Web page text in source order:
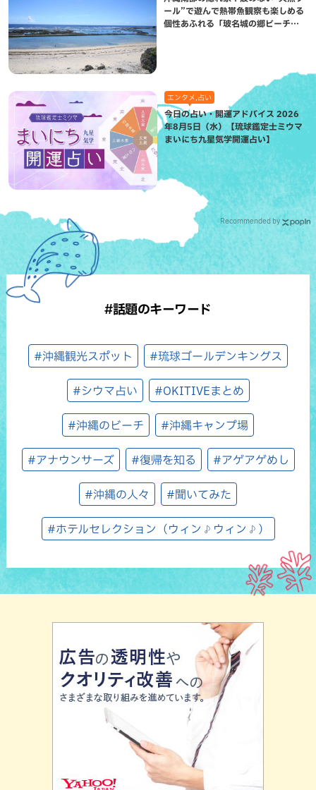
ール”で遊んで熱帯魚観察も楽しめる
個性あふれる「玻名城の郷ビーチ」
エンタメ,占い
今日の占い・開運アドバイス 2026
年8月5日（水）【琉球鑑定士ミウマ
まいにち九星気学開運占い】
Recommended by
#話題のキーワード
#沖縄観光スポット #琉球ゴールデンキングス
#シウマ占い #OKITIVEまとめ
#沖縄のビーチ #沖縄キャンプ場
#アナウンサーズ #復帰を知る #アゲアゲめし
#沖縄の人々 #聞いてみた
#ホテルセレクション（ウィン♪ウィン♪）